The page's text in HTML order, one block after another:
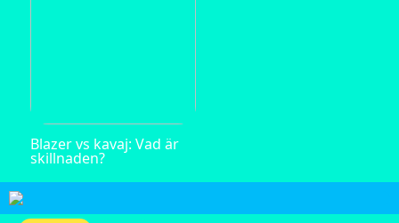
Blazer vs kavaj: Vad är
skillnaden?